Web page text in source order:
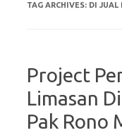
TAG ARCHIVES: DI JUAL
Project
Limasan
Pak Rono